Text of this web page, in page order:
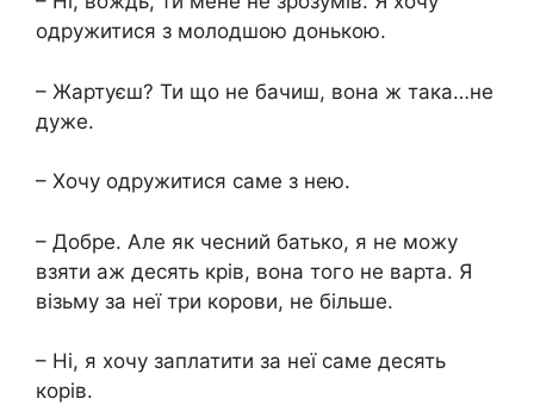
одружитися з молодшою донькою.
– Жартуєш? Ти що не бачиш, вона ж така…не
дуже.
– Хочу одружитися саме з нею.
– Добре. Але як чесний батько, я не можу
взяти аж десять крів, вона того не варта. Я
візьму за неї три корови, не більше.
– Ні, я хочу заплатити за неї саме десять
корів.